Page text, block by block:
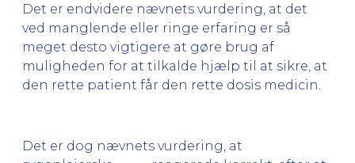
Det er endvidere nævnets vurdering, at det
ved manglende eller ringe erfaring er så
meget desto vigtigere at gøre brug af
muligheden for at tilkalde hjælp til at sikre, at
den rette patient får den rette dosis medicin.
Det er dog nævnets vurdering, at